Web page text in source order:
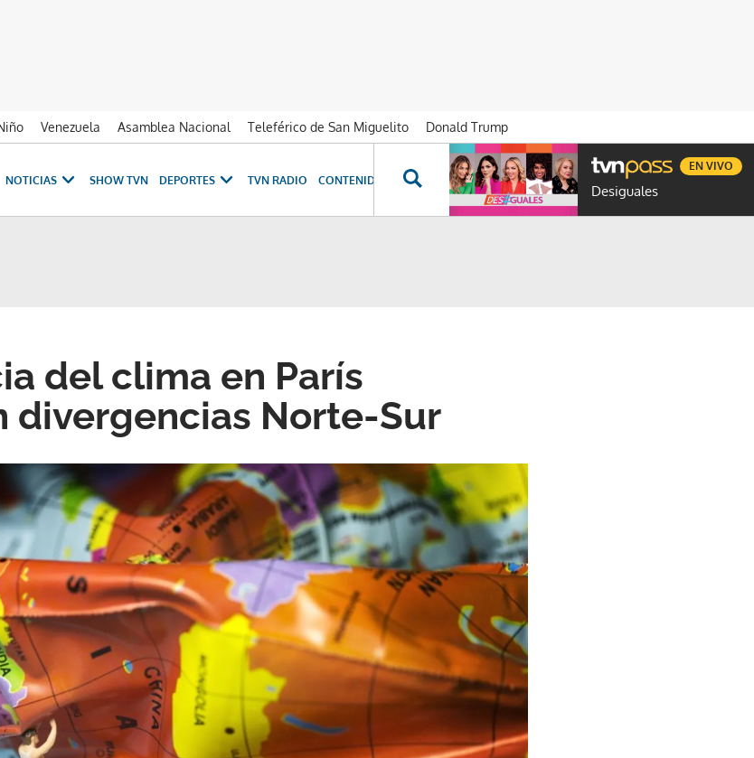
Venezuela Asamblea Nacional Teleférico de San Miguelito
Donald Trump
NOTICIAS SHOW TVN DEPORTES TVN RADIO CONTENIDOS ESPECIALES NOVELAS PROGRAMAS GENTE TVN
Desiguales
EN VIVO
del clima en París
divergencias Norte-Sur